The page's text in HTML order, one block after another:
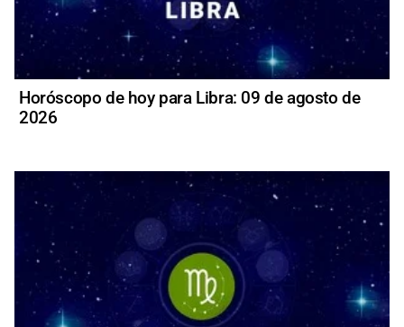
Horóscopo de hoy para Libra: 09 de agosto de
2026